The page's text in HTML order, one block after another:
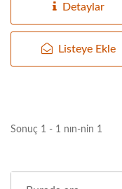
Detaylar
Listeye Ekle
Sonuç 1 - 1 nın-nin 1